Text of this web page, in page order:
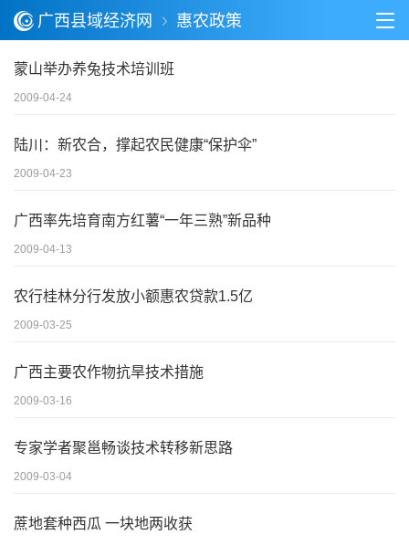
广西县域经济网 惠农政策
蒙山举办养兔技术培训班
2009-04-24
陆川：新农合，撑起农民健康“保护伞”
2009-04-23
广西率先培育南方红薯“一年三熟”新品种
2009-04-13
农行桂林分行发放小额惠农贷款1.5亿
2009-03-25
广西主要农作物抗旱技术措施
2009-03-16
专家学者聚邕畅谈技术转移新思路
2009-03-04
蔗地套种西瓜 一块地两收获